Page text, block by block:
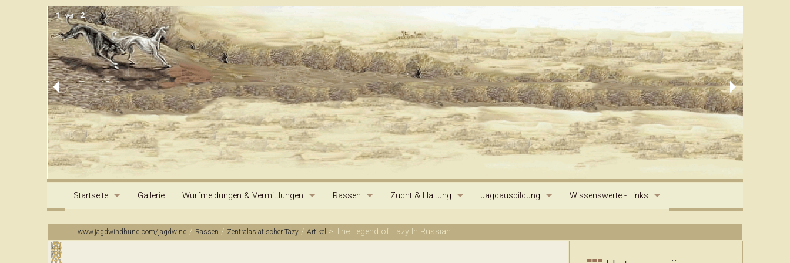
1 von 2
Startseite
Kontakt & Information Impressum
Gallerie Wurfmeldungen & Vermittlungen
Archiv
Rassen
Hortaya Borzaya Standard
Zucht & Haltung
Ursprung der Hunde
Jagdausbildung
Jagdprüfung
Wissenswerte - Links
Saluki Geschichte
www.jagdwindhund.com/jagdwind / Rassen / Zentralasiatischer Tazy / Artikel > The Legend of Tazy In Russian